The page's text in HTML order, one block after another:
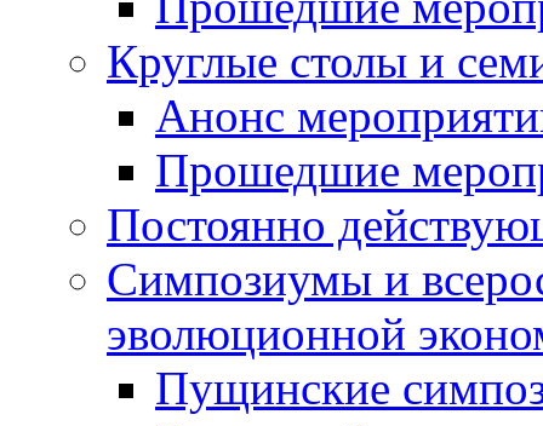
Круглые столы и
Анонс
Прошедшие
Постоянно
Симпозиумы и
эволюционной
Пущинские